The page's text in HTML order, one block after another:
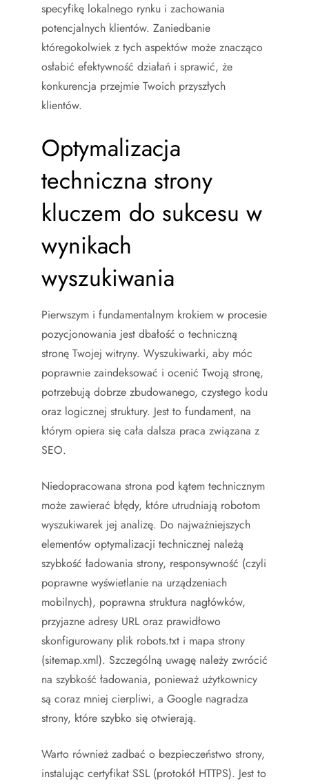
specyfikę lokalnego rynku i zachowania
potencjalnych klientów. Zaniedbanie
któregokolwiek z tych aspektów może znacząco
osłabić efektywność działań i sprawić, że
konkurencja przejmie Twoich przyszłych
klientów.
Optymalizacja
techniczna strony
kluczem do sukcesu w
wynikach
wyszukiwania
Pierwszym i fundamentalnym krokiem w procesie
pozycjonowania jest dbałość o techniczną
stronę Twojej witryny. Wyszukiwarki, aby móc
poprawnie zaindeksować i ocenić Twoją stronę,
potrzebują dobrze zbudowanego, czystego kodu
oraz logicznej struktury. Jest to fundament, na
którym opiera się cała dalsza praca związana z
SEO.
Niedopracowana strona pod kątem technicznym
może zawierać błędy, które utrudniają robotom
wyszukiwarek jej analizę. Do najważniejszych
elementów optymalizacji technicznej należą
szybkość ładowania strony, responsywność (czyli
poprawne wyświetlanie na urządzeniach
mobilnych), poprawna struktura nagłówków,
przyjazne adresy URL oraz prawidłowo
skonfigurowany plik robots.txt i mapa strony
(sitemap.xml). Szczególną uwagę należy zwrócić
na szybkość ładowania, ponieważ użytkownicy
są coraz mniej cierpliwi, a Google nagradza
strony, które szybko się otwierają.
Warto również zadbać o bezpieczeństwo strony,
instalując certyfikat SSL (protokół HTTPS). Jest to